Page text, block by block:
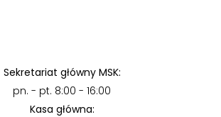
Sekretariat główny MSK:
pn. - pt. 8:00 - 16:00
Kasa główna: